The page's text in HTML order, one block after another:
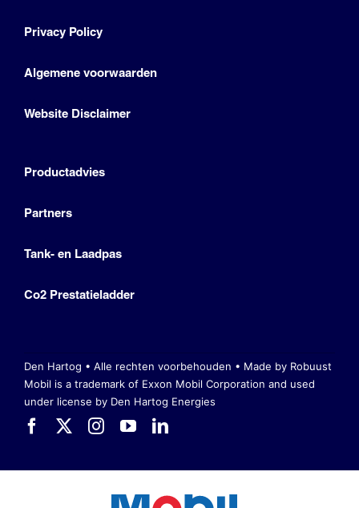
Privacy Policy
Algemene voorwaarden
Website Disclaimer
Productadvies
Partners
Tank- en Laadpas
Co2 Prestatieladder
Den Hartog • Alle rechten voorbehouden • Made by Robuust
Mobil is a trademark of Exxon Mobil Corporation and used
under license by Den Hartog Energies